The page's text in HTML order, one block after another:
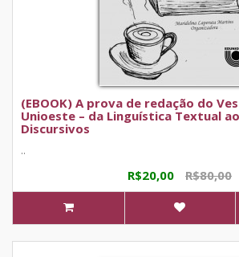
(EBOOK) A prova de redação do Vestibular da
Unioeste – da Linguística Textual
Discursivos
..
R$20,00 R$80,00